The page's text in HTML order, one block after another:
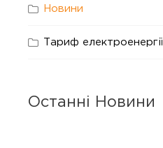
Новини
Тариф електроенергії
Останні Новини